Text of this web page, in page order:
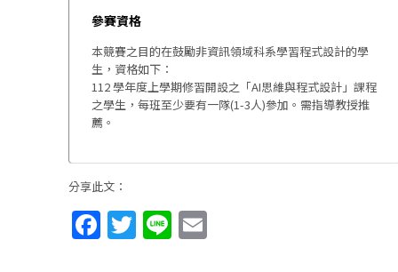
參賽資格
本競賽之目的在鼓勵非資訊領域科系學習程式設計的學
生，資格如下：
112 學年度上學期修習開設之「AI思維與程式設計」課程
之學生，每班至少要有一隊(1-3人)參加。需指導教授推
薦。
分享此文：
Facebook
Twitter
LineEmail